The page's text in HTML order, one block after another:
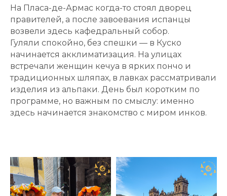
На Пласа-де-Армас когда-то стоял дворец
правителей, а после завоевания испанцы
возвели здесь кафедральный собор.
Гуляли спокойно, без спешки — в Куско
начинается акклиматизация. На улицах
встречали женщин кечуа в ярких пончо и
традиционных шляпах, в лавках рассматривали
изделия из альпаки. День был коротким по
программе, но важным по смыслу: именно
здесь начинается знакомство с миром инков.